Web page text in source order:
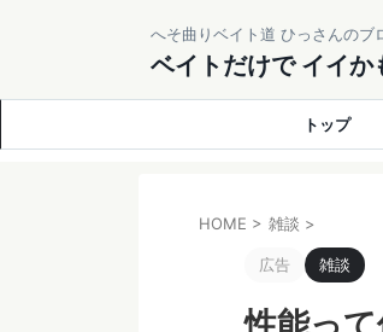
へそ曲りベイト道 ひっさんのブ
ベイトだけで イイか
トップ
HOME > 雑談 >
広告 雑談